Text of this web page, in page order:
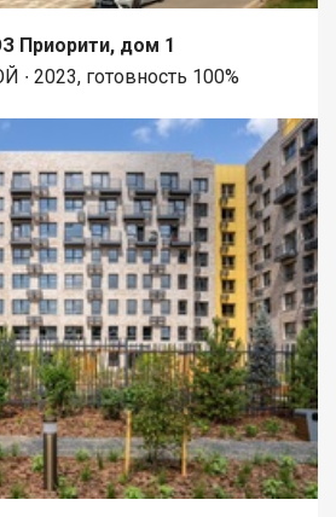
Приорити, дом 1
2023, готовность 100%